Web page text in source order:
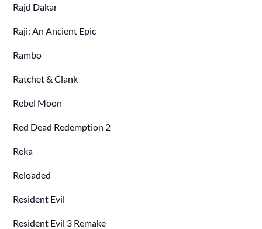
Rajd Dakar
Raji: An Ancient Epic
Rambo
Ratchet & Clank
Rebel Moon
Red Dead Redemption 2
Reka
Reloaded
Resident Evil
Resident Evil 3 Remake